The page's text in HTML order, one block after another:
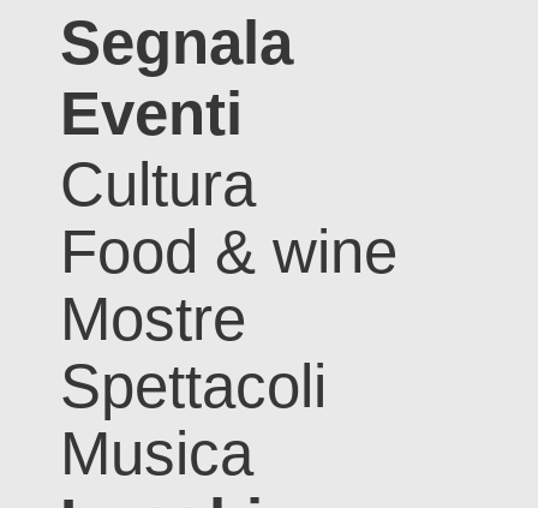
Segnala
Eventi
Cultura
Food & wine
Mostre
Spettacoli
Musica